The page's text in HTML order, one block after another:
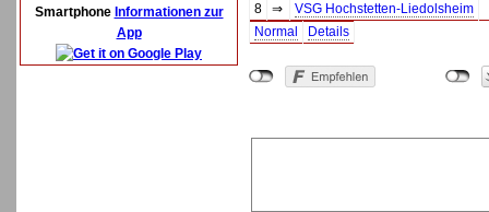
Smartphone Informationen zur
App
8
⇒
VSG Hochstetten-Liedolsheim
Normal
Details